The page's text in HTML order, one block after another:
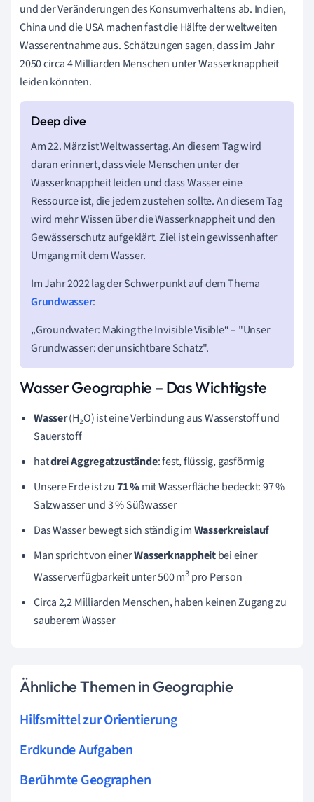
und der Veränderungen des Konsumverhaltens ab. Indien,
China und die USA machen fast die Hälfte der weltweiten
Wasserentnahme aus. Schätzungen sagen, dass im Jahr
2050 circa 4 Milliarden Menschen unter Wasserknappheit
leiden könnten.
Am 22. März ist Weltwassertag. An diesem Tag wird
daran erinnert, dass viele Menschen unter der
Wasserknappheit leiden und dass Wasser eine
Ressource ist, die jedem zustehen sollte. An diesem Tag
wird mehr Wissen über die Wasserknappheit und den
Gewässerschutz aufgeklärt. Ziel ist ein gewissenhafter
Umgang mit dem Wasser.
Im Jahr 2022 lag der Schwerpunkt auf dem Thema
Grundwasser:
„Groundwater: Making the Invisible Visible“ – "Unser
Grundwasser: der unsichtbare Schatz".
Wasser Geographie– Das Wichtigste
Wasser(H₂O) ist eine Verbindung aus Wasserstoff und
Sauerstoff
hatdrei Aggregatzustände: fest, flüssig, gasförmig
Unsere Erde ist zu71 %mit Wasserfläche bedeckt: 97 %
Salzwasser und 3 % Süßwasser
Das Wasser bewegt sich ständig imWasserkreislauf
Man spricht von einerWasserknappheitbei einer
Wasserverfügbarkeit unter500 m3 pro Person
Circa 2,2 Milliarden Menschen, haben keinen Zugang zu
sauberem Wasser
Ähnliche Themen in Geographie
Hilfsmittel zur Orientierung
Erdkunde Aufgaben
Berühmte Geographen